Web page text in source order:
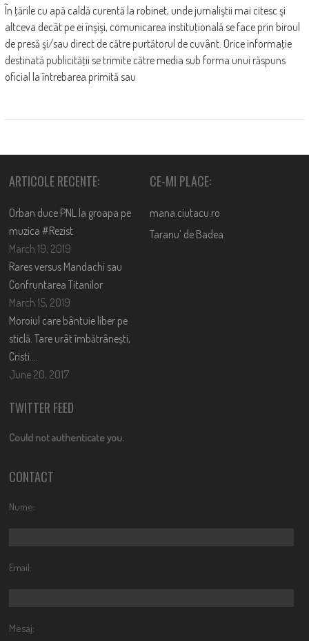
În ţările cu apă caldă curentă la robinet, unde jurnaliştii mai citesc şi
altceva decât pe ei înşişi, comunicarea instituţională se face prin biroul
de presă şi/sau direct de către purtătorul de cuvânt. Orice informaţie
destinată publicităţii se trimite către media sub forma unui răspuns
oficial la întrebarea primită sau
ARTICOLE RECENTE:
Orban duce PNL la groapa pe
muzica #Rezist
March 19, 2019
Rares versus Mandachi sau
Confruntarea Titanilor
March 15, 2019
Moroiul care bântuie liber pe
sticlă. Tare urât îmbătrânești,
Cristi….
June 20, 2017
CE-MI PLACE:
mana.ciutacu.ro
Taranu’ de Badea
TWITTER FEED
Could not authenticate you.
CONTACT
Nume:
Email:
Mesaj: